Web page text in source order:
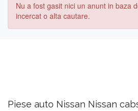
Nu a fost gasit nici un anunt in baza
incercat o alta cautare.
Piese auto Nissan Nissan